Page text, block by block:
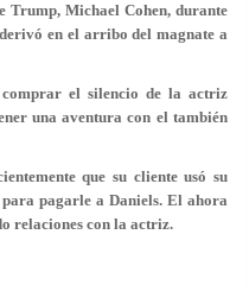
Trump, Michael Cohen, durante
en el arribo del magnate a
comprar el silencio de la actriz
una aventura con el también
que su cliente usó su
pagarle a Daniels. El ahora
relaciones con la actriz.